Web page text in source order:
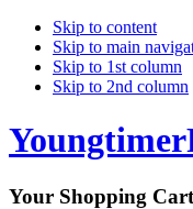
Skip to content
Skip to main
Skip to 1st column
Skip to 2nd column
Your Shopping Cart